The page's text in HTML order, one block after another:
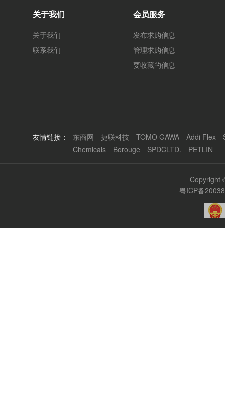
关于我们
关于我们
联系我们
会员服务
发布求购信息
管理求购信息
要收藏的信息
友情链接： 东商网 捷联科技 TOMO GAWA Addi Flex
Chemicals
Borouge SPDCLTD. PETLIN
Copyright
粤ICP备